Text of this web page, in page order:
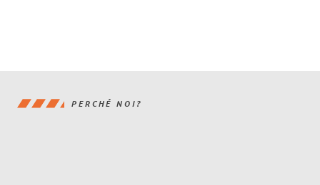
PERCHÉ NOI?